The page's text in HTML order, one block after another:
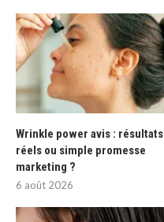
Wrinkle power avis : résultats
réels ou simple promesse
marketing ?
6 août 2026